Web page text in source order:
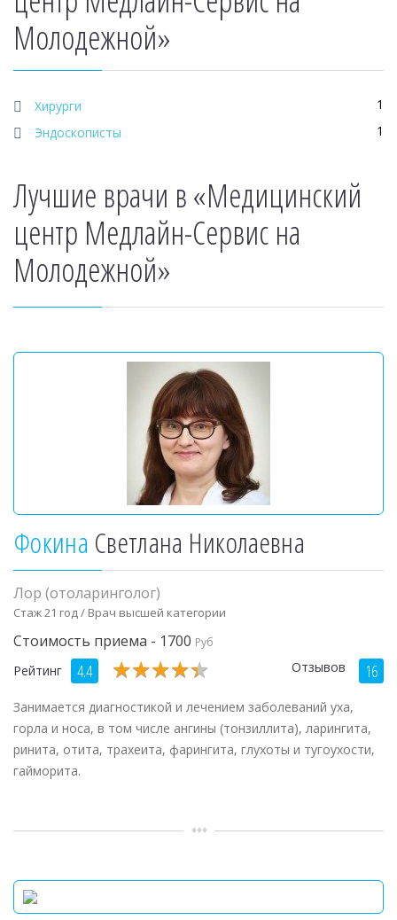
Молодежной»
Хирурги
1
Эндоскописты
1
Лучшие врачи в «Медицинский
центр Медлайн-Сервис на
Молодежной»
Фокина Светлана Николаевна
Лор (отоларинголог)
Стаж 21 год / Врач высшей категории
Стоимость приема - 1700 Руб
Рейтинг 4.4 ★★★★★
★★★★★ Отзывов 16
Занимается диагностикой и лечением заболеваний уха,
горла и носа, в том числе ангины (тонзиллита), ларингита,
ринита, отита, трахеита, фарингита, глухоты и тугоухости,
гайморита.